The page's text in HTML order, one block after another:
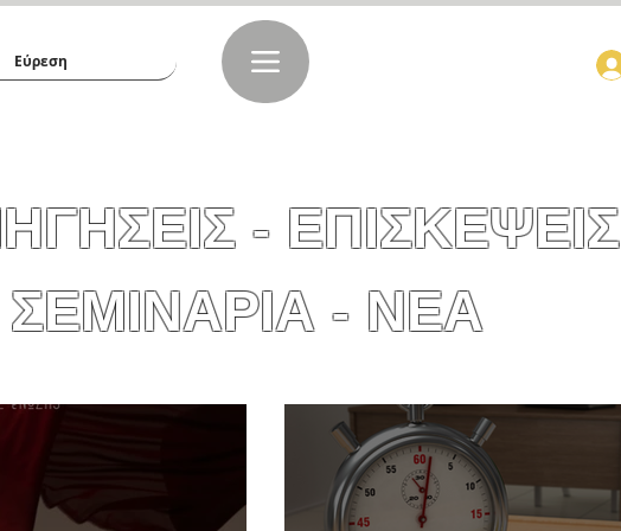
- ΕΠΙΣΚΕΨΕΙΣ
ΣΕΜΙΝΑΡΙΑ - ΝΕΑ